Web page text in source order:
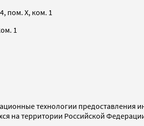
пом. X, ком. 1
1
технологии предоставления
на территории Российской